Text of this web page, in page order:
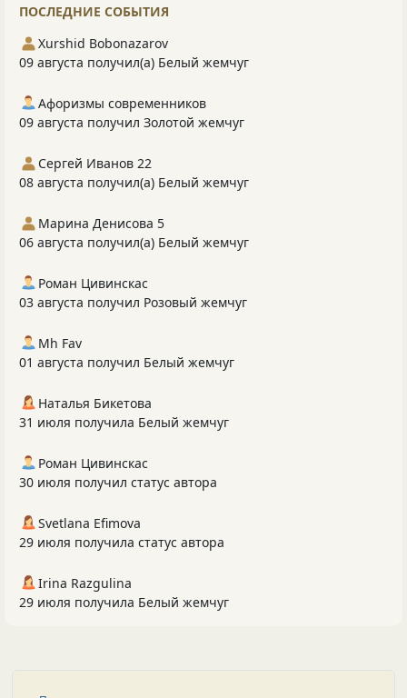
ПОСЛЕДНИЕ СОБЫТИЯ
Xurshid Bobonazarov
09 августа получил(а) Белый жемчуг
Афоризмы современников
09 августа получил Золотой жемчуг
Сергей Иванов 22
08 августа получил(а) Белый жемчуг
Марина Денисова 5
06 августа получил(а) Белый жемчуг
Роман Цивинскас
03 августа получил Розовый жемчуг
Mh Fav
01 августа получил Белый жемчуг
Наталья Бикетова
31 июля получила Белый жемчуг
Роман Цивинскас
30 июля получил статус автора
Svetlana Efimova
29 июля получила статус автора
Irina Razgulina
29 июля получила Белый жемчуг